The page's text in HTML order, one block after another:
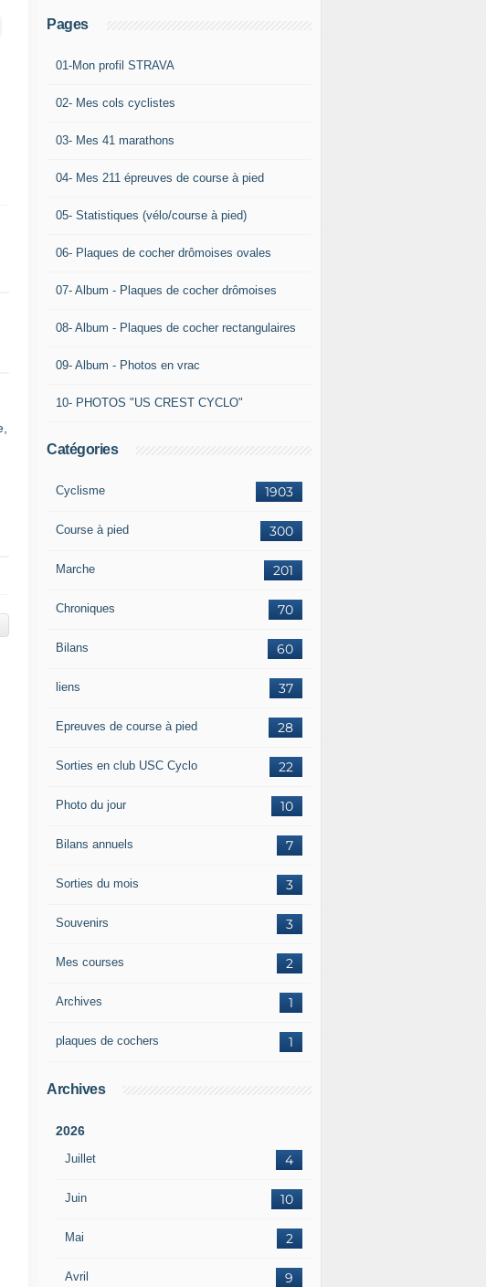
Pages
01-Mon profil STRAVA
02- Mes cols cyclistes
03- Mes 41 marathons
04- Mes 211 épreuves de course à pied
05- Statistiques (vélo/course à pied)
06- Plaques de cocher drômoises ovales
07- Album - Plaques de cocher drômoises
08- Album - Plaques de cocher rectangulaires
09- Album - Photos en vrac
10- PHOTOS "US CREST CYCLO"
Catégories
1903
Cyclisme
300
Course à pied
201
Marche
70
Chroniques
60
Bilans
37
liens
28
Epreuves de course à pied
22
Sorties en club USC Cyclo
10
Photo du jour
7
Bilans annuels
3
Sorties du mois
3
Souvenirs
2
Mes courses
1
Archives
1
plaques de cochers
Archives
2026
Juillet 4
Juin 10
Mai 2
Avril 9